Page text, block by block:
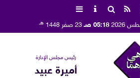
05:18 صـ 23 صفر 1448 هـ
رئيس مجلس الإدارة
أميرة عبيد